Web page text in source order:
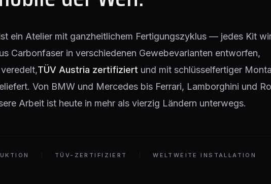
ein Atelier mit ganzheitlichem Fertigungszyklus — jedes Kit
Carbonfaser in verschiedenen Gewebevarianten entworfen,
TÜV Austria zertifiziert und mit schlüsselfertiger
Von BMW und Mercedes bis Ferrari, Lamborghini und
Arbeit ist heute in mehr als vierzig Ländern unterwegs.
TÜV-ZERTIFIZIERT WELTWEITE INSTALLATION